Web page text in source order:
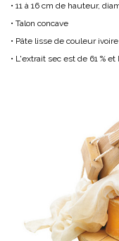
• 11 à 16 cm de hauteur,
• Talon concave
• Pâte lisse de couleur
• L'extrait sec est de 61 %